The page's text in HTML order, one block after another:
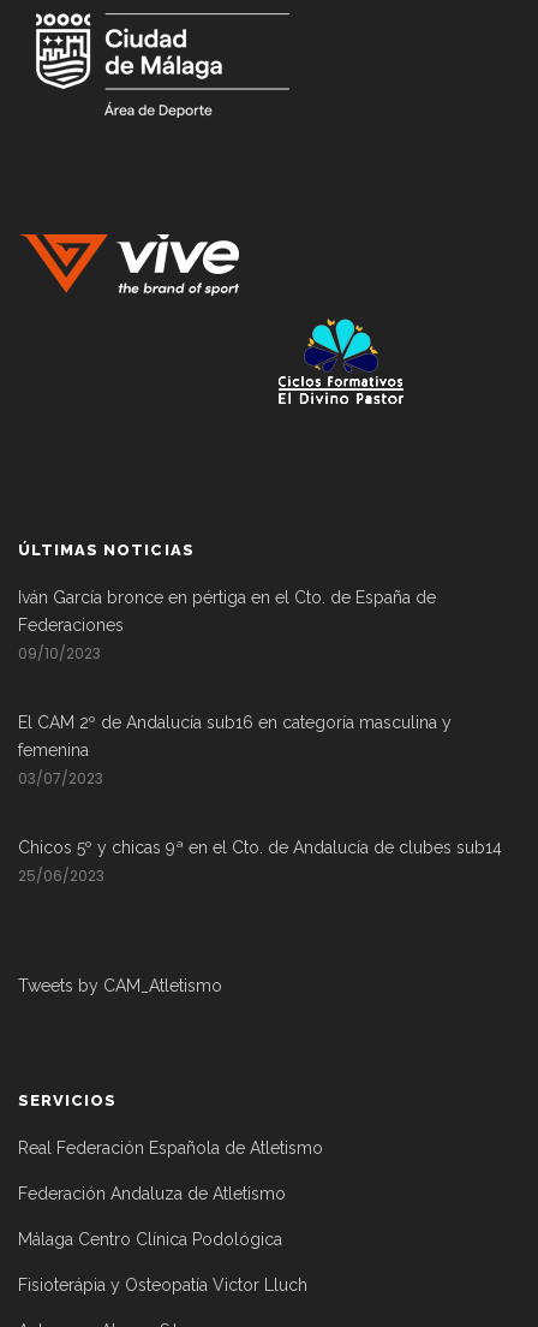
ÚLTIMAS NOTICIAS
Iván García bronce en pértiga en el Cto. de España de
Federaciones
09/10/2023
El CAM 2º de Andalucía sub16 en categoría masculina y
femenina
03/07/2023
Chicos 5º y chicas 9ª en el Cto. de Andalucía de clubes sub14
25/06/2023
Tweets by CAM_Atletismo
SERVICIOS
Real Federación Española de Atletismo
Federación Andaluza de Atletismo
Málaga Centro Clínica Podológica
Fisioterápia y Osteopatía Victor Lluch